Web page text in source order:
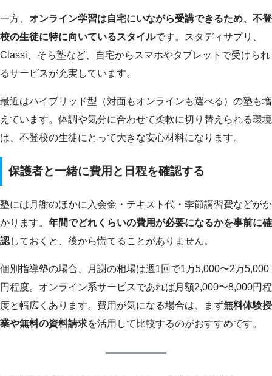
一方、 オンライン学習は自宅にいながら受講できるため、不登
校の生徒に特に向いているスタイルです。スタディサプリ、
Classi、そら塾など、自宅からスマホやタブレットで受けられ
るサービスが充実しています。
最近はハイブリッド型（対面もオンラインも選べる）の塾も増
えています。体調や気分に合わせて柔軟に切り替えられる環境
は、不登校の生徒にとって大きな安心材料になります。
保護者と一緒に費用と日程を確認する
塾には月謝のほかに入会金・テキスト代・季節講習費などがか
かります。 年間でどれくらいの費用が必要になるかを事前に確
認しておくと、後から慌てることがありません。
個別指導塾の場合、月謝の相場は週1回で1万5,000〜2万5,000
円程度。オンライン系サービスであれば月額2,000〜8,000円程
度と幅広くあります。費用が気になる場合は、まず無料体験授
業や無料の資料請求を活用して比較するのがおすすめです。